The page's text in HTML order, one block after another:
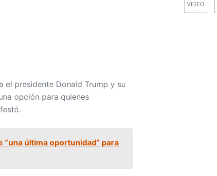
el presidente Donald Trump y su
opción para quienes
última oportunidad” para
VIDEO